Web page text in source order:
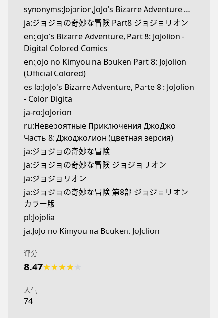
synonyms:Jojorion,JoJo's Bizarre Adventure Part 8: Jojolion
ja:ジョジョの奇妙な冒険 Part8 ジョジョリオン
en:JoJo's Bizarre Adventure, Part 8: JoJolion -
Digital Colored Comics
en:JoJo no Kimyou na Bouken Part 8: JoJolion
(Official Colored)
es-la:JoJo's Bizarre Adventure, Parte 8 : JoJolion
- Color Digital
ja-ro:JoJorion
ru:Невероятные Приключения ДжоДжо
Часть 8: Джоджолион (цветная версия)
ja:ジョジョの奇妙な冒険
ja:ジョジョの奇妙な冒険 ジョジョリオン
ja:ジョジョリオン
ja:ジョジョの奇妙な冒険 第8部 ジョジョリオン
カラー版
pl:Jojolia
ja:JoJo no Kimyou na Bouken: JoJolion
评分
8.47★★★★
人气
74